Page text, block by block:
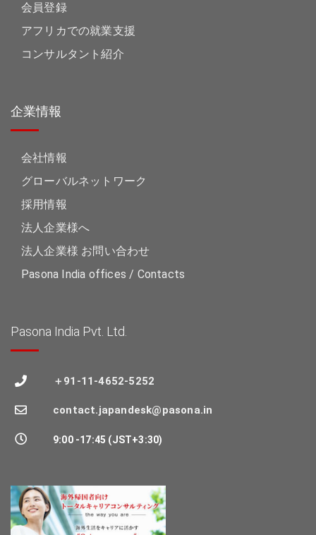
会員登録
アフリカでの就業支援
コンサルタント紹介
企業情報
会社情報
グローバルネットワーク
採用情報
法人企業様へ
法人企業様 お問い合わせ
Pasona India offices / Contacts
Pasona India Pvt. Ltd.
＋91-11-4652-5252
contact.japandesk@pasona.in
9:00 -17:45 (JST+3:30)